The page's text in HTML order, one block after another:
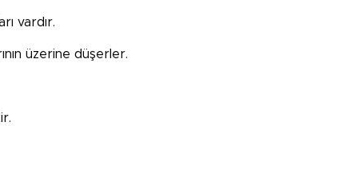
vardır.
üzerine düşerler.